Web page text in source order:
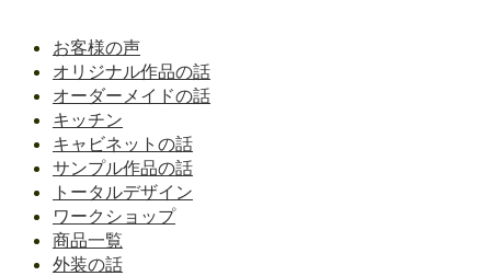
お客様の声
オリジナル作品の話
オーダーメイドの話
キッチン
キャビネットの話
サンプル作品の話
トータルデザイン
ワークショップ
商品一覧
外装の話